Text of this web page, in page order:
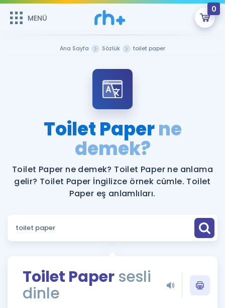
MENÜ
0
Şifremi Hatırlamıyorum
Sepetin Şu An Boş.
Remzi Hoca ile seni sınava hazırlayacak onlarca eğitim seni
bekliyor!
MENÜ
Katılımcı Görüşleri
Faydalı Araçlar
Ücretsiz Kaynaklar
Puan Hesaplama
ÖSYM Sınav Takvimi
Kampanyalar
İngilizce Gramer
Ana Sayfa Sözlük toilet paper
Toilet Paperne
demek?
Toilet Paper ne demek? Toilet Paper ne anlama
gelir? Toilet Paper İngilizce örnek cümle. Toilet
Paper eş anlamlıları.
Toilet Paper sesli
dinle